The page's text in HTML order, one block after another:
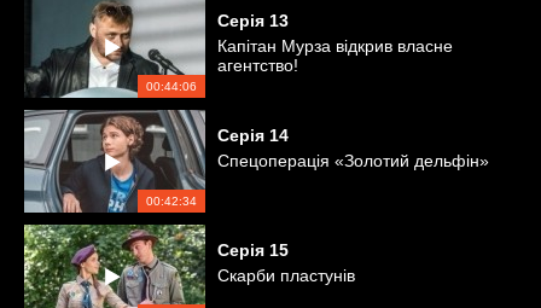
00:44:06
Серія 13
Капітан Мурза відкрив власне
агентство!
00:42:34
Серія 14
Спецоперація «Золотий дельфін»
Серія 15
Скарби пластунів